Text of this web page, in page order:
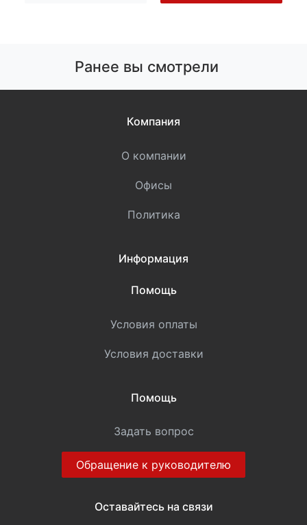
Ранее вы смотрели
Компания
О компании
Офисы
Политика
Информация
Помощь
Условия оплаты
Условия доставки
Помощь
Задать вопрос
Обращение к руководителю
Оставайтесь на связи